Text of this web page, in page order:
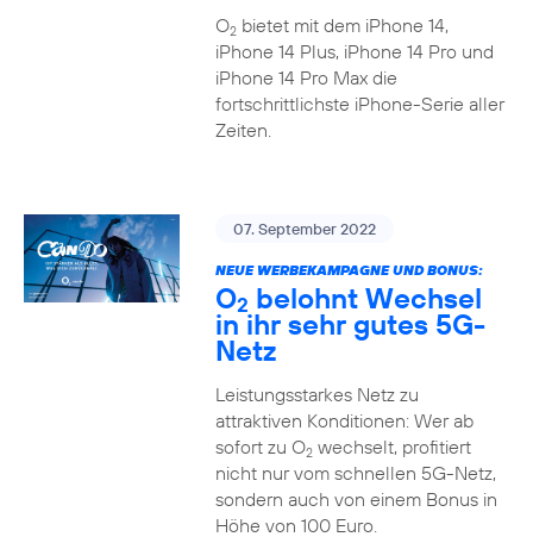
O2bietet mit dem iPhone 14,
iPhone 14 Plus, iPhone 14 Pro und
iPhone 14 Pro Max die
fortschrittlichste iPhone-Serie aller
Zeiten.
07. September 2022
NEUE WERBEKAMPAGNE UND BONUS:
O2 belohnt Wechsel
in ihr sehr gutes 5G-
Netz
Leistungsstarkes Netz zu
attraktiven Konditionen: Wer ab
sofort zu O2wechselt, profitiert
nicht nur vom schnellen 5G-Netz,
sondern auch von einem Bonus in
Höhe von 100 Euro.